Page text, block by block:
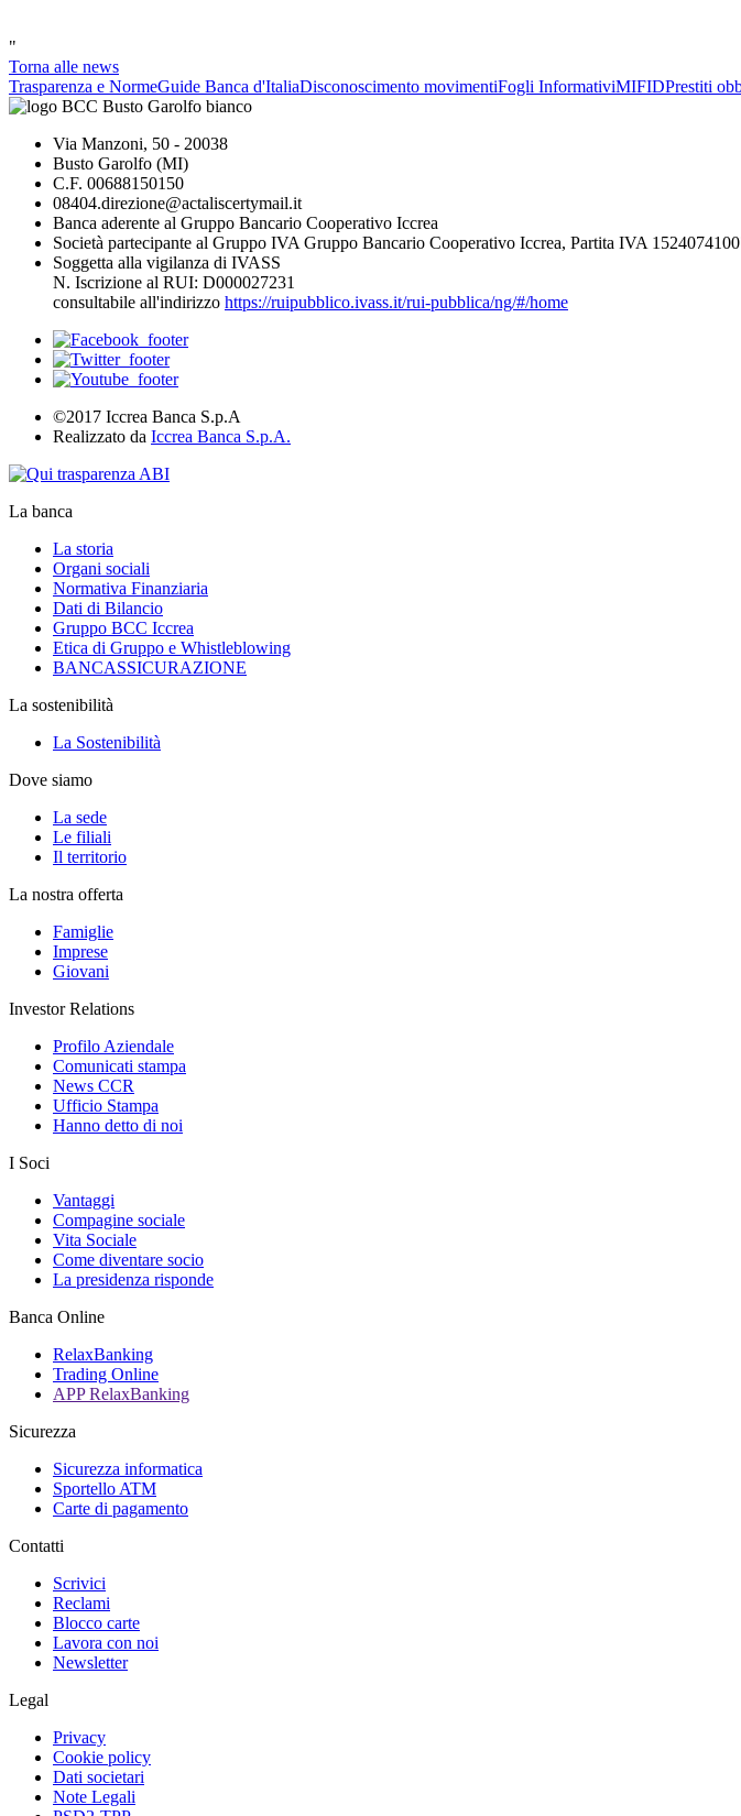
"
Torna alle news
Trasparenza e NormeGuide Banca d'ItaliaDisconoscimento movimentiFogli InformativiMIFIDPrestiti
Via Manzoni, 50 - 20038
Busto Garolfo (MI)
C.F. 00688150150
08404.direzione@actaliscertymail.it
Banca aderente al Gruppo Bancario Cooperativo Iccrea
Società partecipante al Gruppo IVA Gruppo Bancario Cooperativo Iccrea, Partita IVA
Soggetta alla vigilanza di IVASS
N. Iscrizione al RUI: D000027231
consultabile all'indirizzo https://ruipubblico.ivass.it/rui-pubblica/ng/#/home
©2017 Iccrea Banca S.p.A
Realizzato da Iccrea Banca S.p.A.
La banca
La storia
Organi sociali
Normativa Finanziaria
Dati di Bilancio
Gruppo BCC Iccrea
Etica di Gruppo e Whistleblowing
BANCASSICURAZIONE
La sostenibilità
La Sostenibilità
Dove siamo
La sede
Le filiali
Il territorio
La nostra offerta
Famiglie
Imprese
Giovani
Investor Relations
Profilo Aziendale
Comunicati stampa
News CCR
Ufficio Stampa
Hanno detto di noi
I Soci
Vantaggi
Compagine sociale
Vita Sociale
Come diventare socio
La presidenza risponde
Banca Online
RelaxBanking
Trading Online
APP RelaxBanking
Sicurezza
Sicurezza informatica
Sportello ATM
Carte di pagamento
Contatti
Scrivici
Reclami
Blocco carte
Lavora con noi
Newsletter
Legal
Privacy
Cookie policy
Dati societari
Note Legali